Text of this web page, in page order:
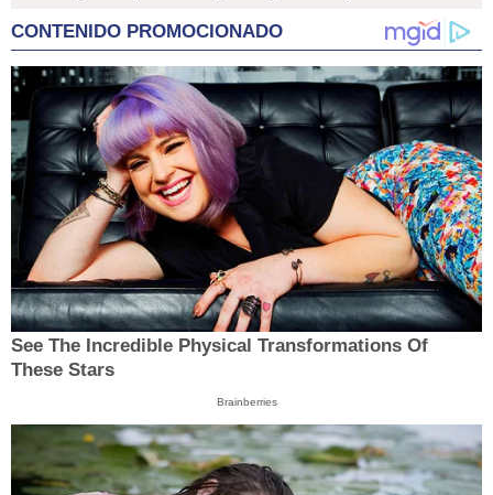
CONTENIDO PROMOCIONADO
See The Incredible Physical Transformations Of
These Stars
Brainberries